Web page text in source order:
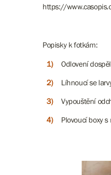
https://
Popisky k fotkám:
Odlovení
Líhnoucí se
Vypouštění
Plovoucí boxy